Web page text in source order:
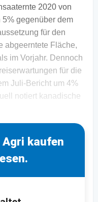
2020 von
gegenüber dem
für den
abgeerntete Fläche,
im Vorjahr. Dennoch
für die
Juli-Bericht um 4%
notiert kanadische
kaufen